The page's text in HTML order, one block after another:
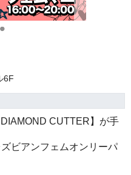
6F
CUTTER】が手
ビアンフェムオンリーパ